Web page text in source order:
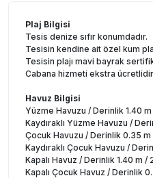
Plaj Bilgisi
Tesis denize sıfır konumdadır.
Tesisin kendine ait özel kum
Tesisin plajı mavi bayrak
Cabana hizmeti ekstra
Havuz Bilgisi
Yüzme Havuzu / Derinlik 1.40
Kaydıraklı Yüzme Havuzu /
Çocuk Havuzu / Derinlik 0.35 m
Kaydıraklı Çocuk Havuzu /
Kapalı Havuz / Derinlik 1.40 m /
Kapalı Çocuk Havuz / Derinlik